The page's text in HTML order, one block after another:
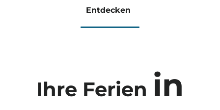
Entdecken
Ihre Ferien in